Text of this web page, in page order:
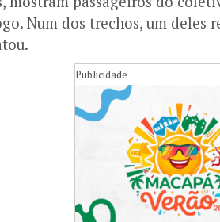
Num dos trechos, um deles
Publicidade